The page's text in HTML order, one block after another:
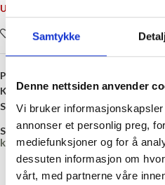
Samtykke
Denne nettsiden anvender
Vi bruker
annonser et personlig preg,
mediefunksjoner og for å
dessuten informasjon om
vårt, med partnerne våre
Utsolgt
Legg i ønskelisten
Produktnummer:
Kategori:Hekte
Stikkord:130 millimeter, Sølv,Tinn
Share:
kr 0,00